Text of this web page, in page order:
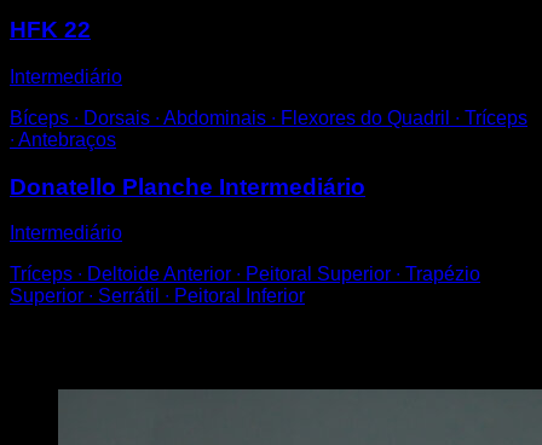
HFK 22
Intermediário
Bíceps ∙ Dorsais ∙ Abdominais ∙ Flexores do Quadril ∙ Tríceps
∙ Antebraços
Donatello Planche Intermediário
Intermediário
Tríceps ∙ Deltoide Anterior ∙ Peitoral Superior ∙ Trapézio
Superior ∙ Serrátil ∙ Peitoral Inferior